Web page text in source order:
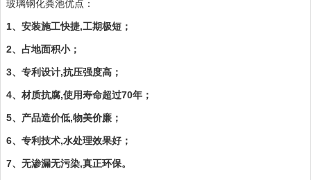
玻璃钢化粪池优点：
1、安装施工快捷,工期极短；
2、占地面积小；
3、专利设计,抗压强度高；
4、材质抗腐,使用寿命超过70年；
5、产品造价低,物美价廉；
6、专利技术,水处理效果好；
7、无渗漏无污染,真正环保。